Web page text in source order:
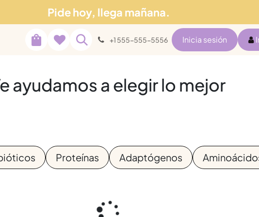
Pide hoy, llega mañana.
Blog Soporte +1 555-555-5556 Inicia sesión
ayudamos a elegir lo mejor
Proteínas Adaptógenos